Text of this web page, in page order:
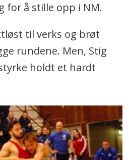
for å stille opp i NM.
til verks og brøt
rundene. Men, Stig
holdt et hardt